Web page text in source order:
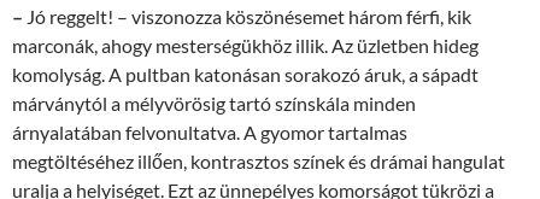
– Jó reggelt! – viszonozza köszönésemet három férfi, kik
marconák, ahogy mesterségükhöz illik. Az üzletben hideg
komolyság. A pultban katonásan sorakozó áruk, a sápadt
márványtól a mélyvörösig tartó színskála minden
árnyalatában felvonultatva. A gyomor tartalmas
megtöltéséhez illően, kontrasztos színek és drámai hangulat
uralja a helyiséget. Ezt az ünnepélyes komorságot tükrözi a